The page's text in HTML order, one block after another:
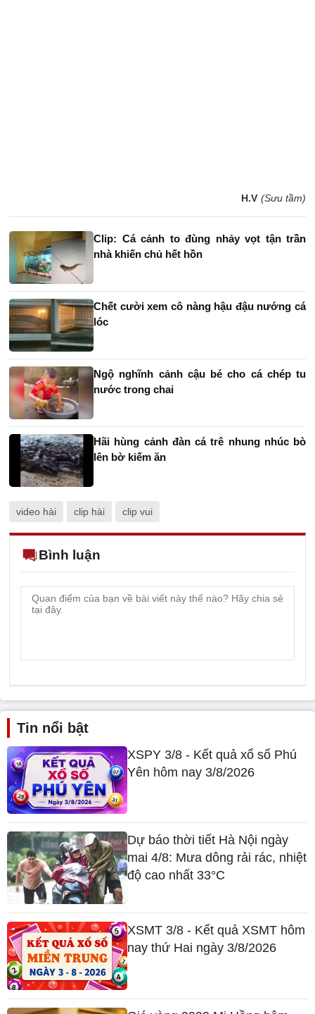
H.V (Sưu tầm)
Clip: Cá cảnh to đùng nhảy vọt tận trần
nhà khiến chủ hết hồn
Chết cười xem cô nàng hậu đậu nướng cá
lóc
Ngộ nghĩnh cảnh cậu bé cho cá chép tu
nước trong chai
Hãi hùng cảnh đàn cá trê nhung nhúc bò
lên bờ kiếm ăn
video hài clip hài clip vui
Bình luận
Tin nổi bật
XSPY 3/8 - Kết quả xổ số Phú
Yên hôm nay 3/8/2026
Dự báo thời tiết Hà Nội ngày
mai 4/8: Mưa dông rải rác, nhiệt
độ cao nhất 33°C
XSMT 3/8 - Kết quả XSMT hôm
nay thứ Hai ngày 3/8/2026